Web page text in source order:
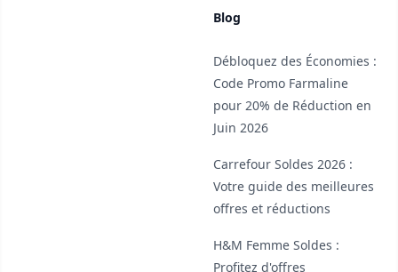
Blog
Débloquez des Économies :
Code Promo Farmaline
pour 20% de Réduction en
Juin 2026
Carrefour Soldes 2026 :
Votre guide des meilleures
offres et réductions
H&M Femme Soldes :
Profitez d'offres